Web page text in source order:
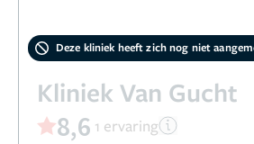
Deze kliniek heeft zich nog niet
Kliniek Van Gucht
8,6 1 ervaring